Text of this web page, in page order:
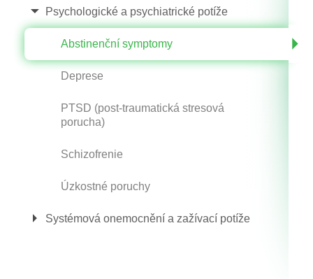
Psychologické a psychiatrické potíže
Abstinenční symptomy
Deprese
PTSD (post-traumatická stresová
porucha)
Schizofrenie
Úzkostné poruchy
Systémová onemocnění a zažívací potíže